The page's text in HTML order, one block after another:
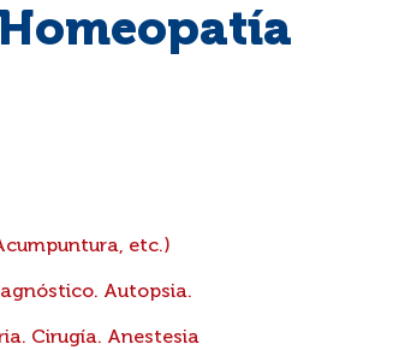
etc.)
Autopsia.
Cirugía. Anestesia